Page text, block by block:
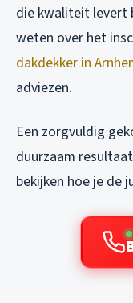
die kwaliteit levert
weten over het
dakdekker in
adviezen.
Een zorgvuldig
duurzaam
bekijken hoe je de